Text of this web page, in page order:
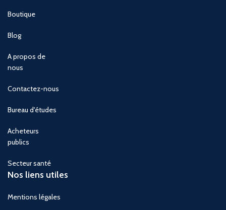
Boutique
Blog
A propos de
nous
Contactez-nous
Bureau d'études
Acheteurs
publics
Secteur santé
Nos liens utiles
Mentions légales